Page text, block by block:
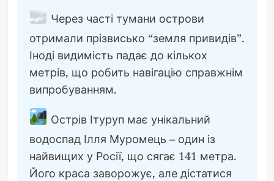
Через часті тумани острови
отримали прізвисько “земля привидів”.
Іноді видимість падає до кількох
метрів, що робить навігацію справжнім
випробуванням.
Острів Ітуруп має унікальний
водоспад Ілля Муромець – один із
найвищих у Росії, що сягає 141 метра.
Його краса заворожує, але дістатися